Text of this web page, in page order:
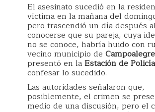
El asesinato sucedió en la
víctima en la mañana del
pero trascendió un día después al
conocerse que su pareja, cuya
no se conoce, habría huido con
vecino municipio de Campoalegre
presentó en laEstación de Policía
confesar lo sucedido.
Las autoridades señalaron que,
posiblemente, el crimen se
medio de una discusión, pero el